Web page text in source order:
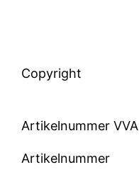
Copyright
Artikelnummer VVA
Artikelnummer